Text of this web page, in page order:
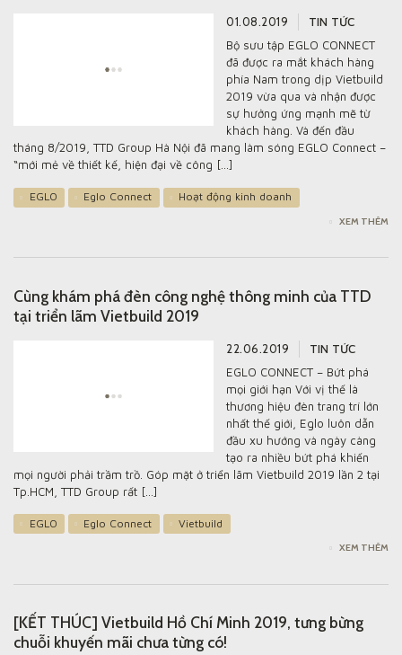
VỀ CHÚNG TÔI
DỰ ÁN
LIÊN HỆ
01.08.2019
TIN TỨC
Bộ sưu tập EGLO CONNECT
đã được ra mắt khách hàng
phía Nam trong dịp Vietbuild
2019 vừa qua và nhận được
sự hưởng ứng mạnh mẽ từ
khách hàng. Và đến đầu
tháng 8/2019, TTD Group Hà Nội đã mang làm sóng EGLO Connect –
“mới mẻ về thiết kế, hiện đại về công […]
EGLO Eglo Connect Hoạt động kinh doanh
XEM THÊM
Cùng khám phá đèn công nghệ thông minh của TTD
tại triển lãm Vietbuild 2019
22.06.2019
TIN TỨC
EGLO CONNECT – Bứt phá
mọi giới hạn Với vị thế là
thương hiệu đèn trang trí lớn
nhất thế giới, Eglo luôn dẫn
đầu xu hướng và ngày càng
tạo ra nhiều bứt phá khiến
mọi người phải trầm trồ. Góp mặt ở triển lãm Vietbuild 2019 lần 2 tại
Tp.HCM, TTD Group rất […]
EGLO Eglo Connect Vietbuild
XEM THÊM
[KẾT THÚC] Vietbuild Hồ Chí Minh 2019, tưng bừng
chuỗi khuyến mãi chưa từng có!